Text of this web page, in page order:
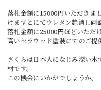
落札金額に15000円いただきま
けますとにてウレタン艶消し両
落札金額に25000円ほどいただ
高いセラウッド塗装にてのご提
さくらは日本人になじみ深い
材です。
この機会にいかがでしょうか。